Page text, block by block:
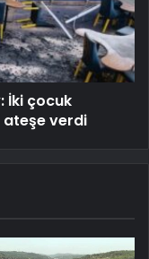
İki çocuk
ateşe verdi